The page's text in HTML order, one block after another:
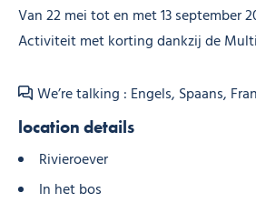
Van 22 mei tot en met 13 september
Activiteit met korting dankzij de Multi
We’re talking : Engels, Spaans,
location details
Rivieroever
In het bos